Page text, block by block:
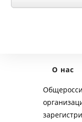
О нас